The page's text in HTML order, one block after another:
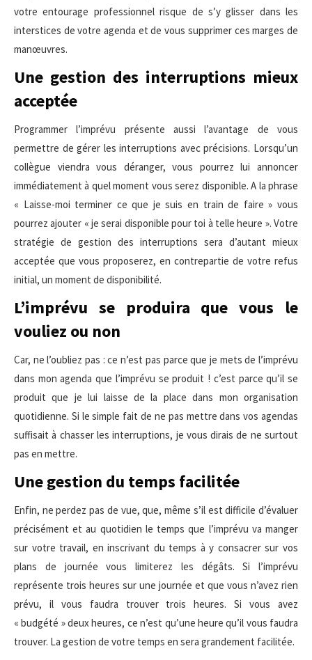
votre entourage professionnel risque de s’y glisser dans les
interstices de votre agenda et de vous supprimer ces marges de
manœuvres.
Une gestion des interruptions mieux
acceptée
Programmer l’imprévu présente aussi l’avantage de vous
permettre de gérer les interruptions avec précisions. Lorsqu’un
collègue viendra vous déranger, vous pourrez lui annoncer
immédiatement à quel moment vous serez disponible. A la phrase
« Laisse-moi terminer ce que je suis en train de faire » vous
pourrez ajouter « je serai disponible pour toi à telle heure ». Votre
stratégie de gestion des interruptions sera d’autant mieux
acceptée que vous proposerez, en contrepartie de votre refus
initial, un moment de disponibilité.
L’imprévu se produira que vous le
vouliez ou non
Car, ne l’oubliez pas : ce n’est pas parce que je mets de l’imprévu
dans mon agenda que l’imprévu se produit ! c’est parce qu’il se
produit que je lui laisse de la place dans mon organisation
quotidienne. Si le simple fait de ne pas mettre dans vos agendas
suffisait à chasser les interruptions, je vous dirais de ne surtout
pas en mettre.
Une gestion du temps facilitée
Enfin, ne perdez pas de vue, que, même s’il est difficile d’évaluer
précisément et au quotidien le temps que l’imprévu va manger
sur votre travail, en inscrivant du temps à y consacrer sur vos
plans de journée vous limiterez les dégâts. Si l’imprévu
représente trois heures sur une journée et que vous n’avez rien
prévu, il vous faudra trouver trois heures. Si vous avez
« budgété » deux heures, ce n’est qu’une heure qu’il vous faudra
trouver. La gestion de votre temps en sera grandement facilitée.